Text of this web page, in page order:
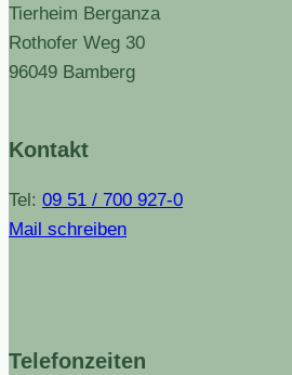
Tierheim Berganza
Rothofer Weg 30
96049 Bamberg
Kontakt
Tel: 09 51 / 700 927-0
Mail schreiben
Telefonzeiten